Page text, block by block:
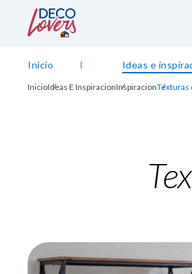
Inicio Ideas e
InicioIdeas E InspiracionInspiracionTexturas